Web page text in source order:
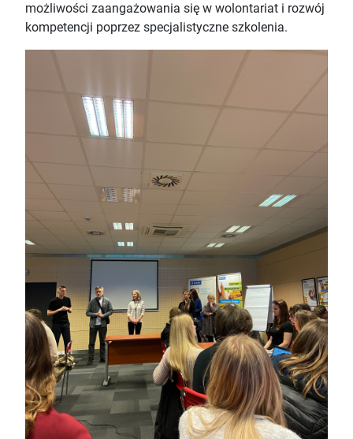
możliwości zaangażowania się w wolontariat i rozwój
kompetencji poprzez specjalistyczne szkolenia.